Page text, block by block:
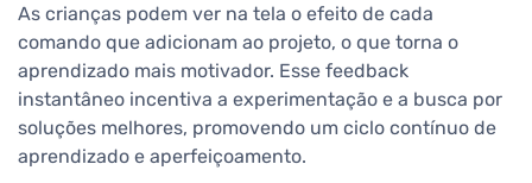
As crianças podem ver na tela o efeito de cada
comando que adicionam ao projeto, o que torna o
aprendizado mais motivador. Esse feedback
instantâneo incentiva a experimentação e a busca por
soluções melhores, promovendo um ciclo contínuo de
aprendizado e aperfeiçoamento.